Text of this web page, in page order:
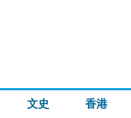
文史 香港